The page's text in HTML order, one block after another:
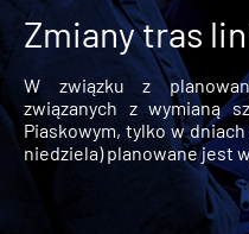
Zmiany tras
W związku z
związanych z wymianą
Piaskowym, tylko w
niedziela) planowane jest